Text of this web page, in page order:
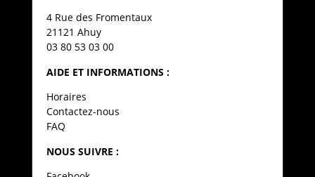
4 Rue des Fromentaux
21121 Ahuy
03 80 53 03 00
AIDE ET INFORMATIONS :
Horaires
Contactez-nous
FAQ
NOUS SUIVRE :